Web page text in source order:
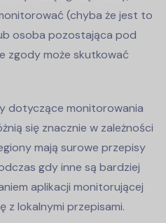
(chyba że jest to
osoba pozostająca pod
zgody może skutkować
dotyczące monitorowania
się znacznie w zależności
mają surowe przepisy
gdy inne są bardziej
aplikacji monitorującej
z lokalnymi przepisami.